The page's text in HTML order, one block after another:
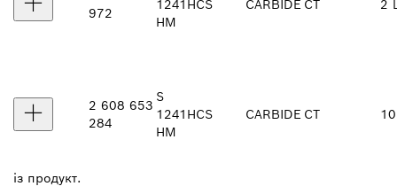
972
1241
HM
HCS CARBIDE CT 2
2 608 653
284
S
1241
HM
HCS CARBIDE CT
із продукт.